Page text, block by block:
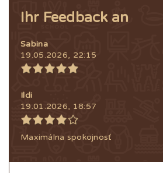
Ihr Feedback an
Sabina
19.05.2026, 22:15
Ildi
19.01.2026, 18:57
Maximálna spokojnosť